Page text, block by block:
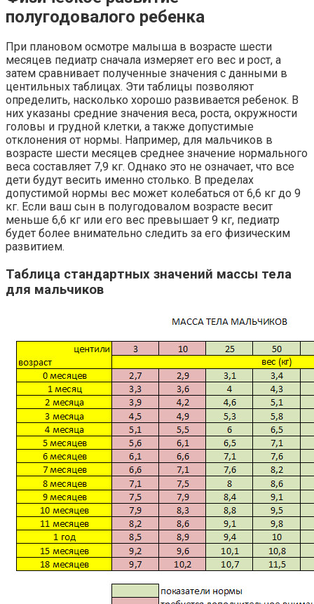
полугодовалого ребенка
При плановом осмотре малыша в возрасте шести
месяцев педиатр сначала измеряет его вес и рост, а
затем сравнивает полученные значения с данными в
центильных таблицах. Эти таблицы позволяют
определить, насколько хорошо развивается ребенок. В
них указаны средние значения веса, роста, окружности
головы и грудной клетки, а также допустимые
отклонения от нормы. Например, для мальчиков в
возрасте шести месяцев среднее значение нормального
веса составляет 7,9 кг. Однако это не означает, что все
дети будут весить именно столько. В пределах
допустимой нормы вес может колебаться от 6,6 кг до 9
кг. Если ваш сын в полугодовалом возрасте весит
меньше 6,6 кг или его вес превышает 9 кг, педиатр
будет более внимательно следить за его физическим
развитием.
Таблица стандартных значений массы тела
для мальчиков